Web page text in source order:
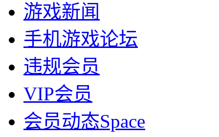
游戏新闻
手机游戏论坛
违规会员
VIP会员
会员动态Space